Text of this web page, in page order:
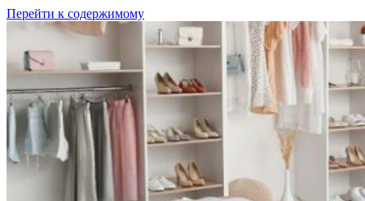
Перейти к содержимому